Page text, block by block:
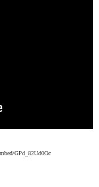
GPd_82Ud0Oc